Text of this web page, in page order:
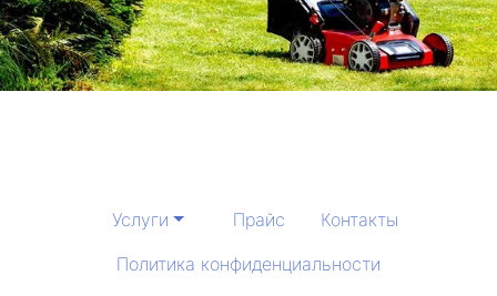
Услуги Прайс
Контакты
Политика конфиденциальности